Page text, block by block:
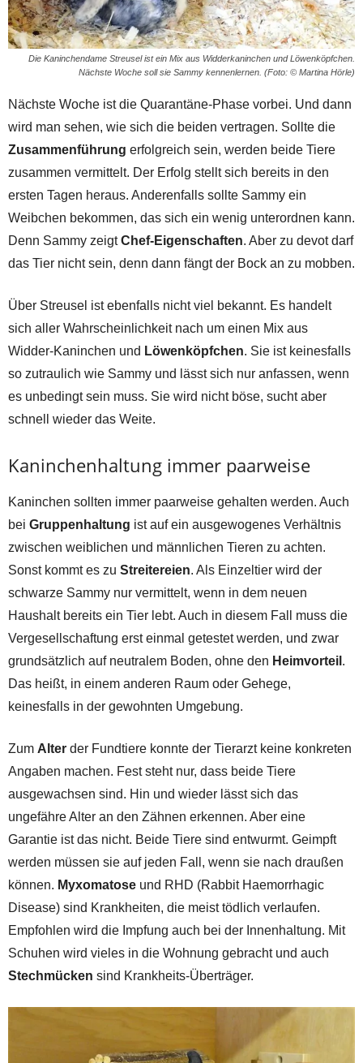
Die Kaninchendame Streusel ist ein Mix aus Widderkaninchen und Löwenköpfchen.
Nächste Woche soll sie Sammy kennenlernen. (Foto: © Martina Hörle)
Nächste Woche ist die Quarantäne-Phase vorbei. Und dann
wird man sehen, wie sich die beiden vertragen. Sollte die
Zusammenführung erfolgreich sein, werden beide Tiere
zusammen vermittelt. Der Erfolg stellt sich bereits in den
ersten Tagen heraus. Anderenfalls sollte Sammy ein
Weibchen bekommen, das sich ein wenig unterordnen kann.
Denn Sammy zeigtChef-Eigenschaften. Aber zu devot darf
das Tier nicht sein, denn dann fängt der Bock an zu mobben.
Über Streusel ist ebenfalls nicht viel bekannt. Es handelt
sich aller Wahrscheinlichkeit nach um einen Mix aus
Widder-Kaninchen und Löwenköpfchen. Sie ist keinesfalls
so zutraulich wie Sammy und lässt sich nur anfassen, wenn
es unbedingt sein muss. Sie wird nicht böse, sucht aber
schnell wieder das Weite.
Kaninchenhaltung immer paarweise
Kaninchen sollten immer paarweise gehalten werden. Auch
bei Gruppenhaltung ist auf ein ausgewogenes Verhältnis
zwischen weiblichen und männlichen Tieren zu achten.
Sonst kommt es zu Streitereien. Als Einzeltier wird der
schwarze Sammy nur vermittelt, wenn in dem neuen
Haushalt bereits ein Tier lebt. Auch in diesem Fall muss die
Vergesellschaftung erst einmal getestet werden, und zwar
grundsätzlich auf neutralem Boden, ohne den Heimvorteil .
Das heißt, in einem anderen Raum oder Gehege,
keinesfalls in der gewohnten Umgebung.
Zum Alter der Fundtiere konnte der Tierarzt keine konkreten
Angaben machen. Fest steht nur, dass beide Tiere
ausgewachsen sind. Hin und wieder lässt sich das
ungefähre Alter an den Zähnen erkennen. Aber eine
Garantie ist das nicht. Beide Tiere sind entwurmt. Geimpft
werden müssen sie auf jeden Fall, wenn sie nach draußen
können. Myxomatose und RHD (Rabbit Haemorrhagic
Disease) sind Krankheiten, die meist tödlich verlaufen.
Empfohlen wird die Impfung auch bei der Innenhaltung. Mit
Schuhen wird vieles in die Wohnung gebracht und auch
Stechmücken sind Krankheits-Überträger.